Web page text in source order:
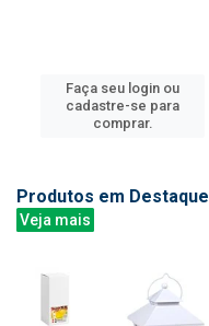
Faça seu login ou
cadastre-se para
comprar.
Produtos em Destaque
Veja mais